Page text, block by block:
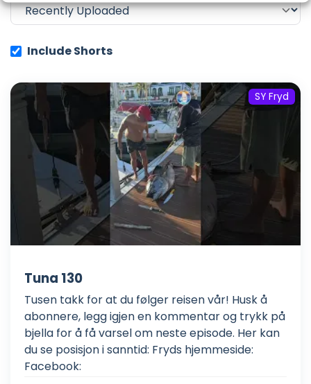
Include Shorts
SY Fryd
Tuna 130
Tusen takk for at du følger reisen vår! Husk å
abonnere, legg igjen en kommentar og trykk på
bjella for å få varsel om neste episode. Her kan
du se posisjon i sanntid: Fryds hjemmeside:
Facebook: